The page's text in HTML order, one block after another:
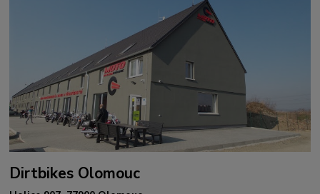
Dirtbikes Olomouc